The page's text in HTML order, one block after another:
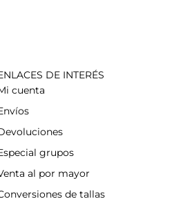
DE INTERÉS
cuenta
grupos
al por mayor
de tallas